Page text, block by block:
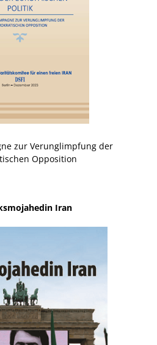
zur Verunglimpfung der
Opposition
Iran